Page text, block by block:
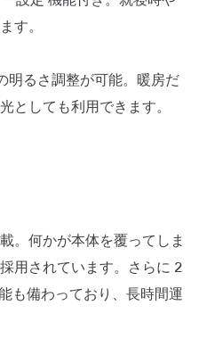
す。
明るさ調整が可能。暖房だ
としても利用できます。
。何かが本体を覆ってしま
用されています。さらに 2
も備わっており、長時間運